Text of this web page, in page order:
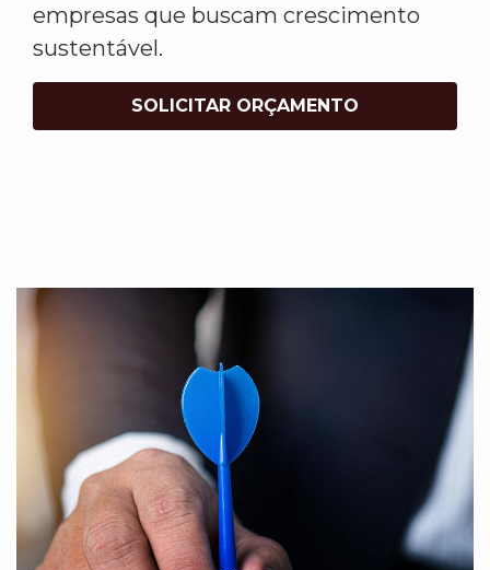
empresas que buscam crescimento
sustentável.
SOLICITAR ORÇAMENTO